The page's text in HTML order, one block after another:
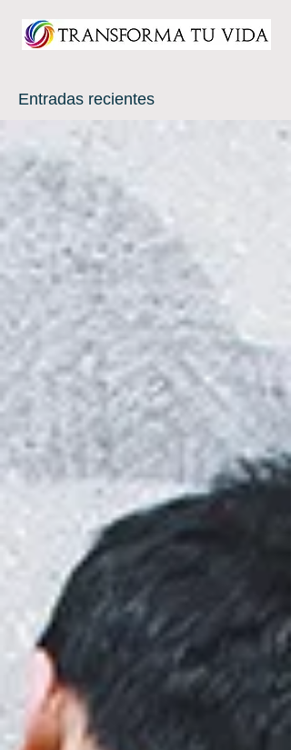
Entradas recientes